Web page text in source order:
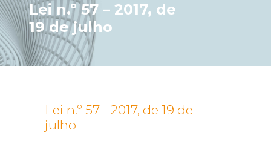
Lei n.º 57 – 2017, de
19 de julho
Lei n.º 57 - 2017, de 19 de
julho